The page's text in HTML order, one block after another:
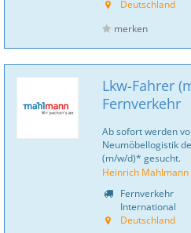
Deutschland
merken
Lkw-Fahrer
Fernverkehr
Ab sofort werden
Neumöbellogistik
(m/w/d)* gesucht.
Heinrich
Fernverkehr
International
Deutschland